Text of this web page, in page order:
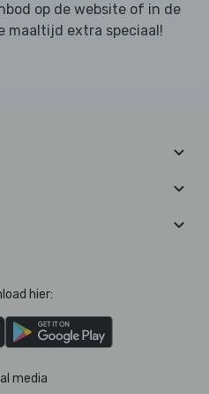
op de website of in de
maaltijd extra speciaal!
hier:
media